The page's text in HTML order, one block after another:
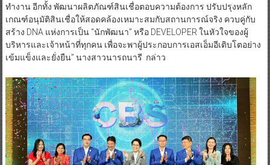
ทำงาน อีกทั้ง พัฒนาผลิตภัณฑ์สินเชื่อตอบความต้องการ ปรับปรุงหลัก
เกณฑ์อนุมัติสินเชื่อให้สอดคล้องเหมาะสมกับสถานการณ์จริง ควบคู่กับ
สร้าง DNA แห่งการเป็น “นักพัฒนา” หรือ DEVELOPER ในหัวใจของผู้
บริหารและเจ้าหน้าที่ทุกคน เพื่อจะพาผู้ประกอบการเอสเอ็มอีเติบโตอย่าง
เข้มแข็งและยั่งยืน” นางสาวนารถนารี กล่าว